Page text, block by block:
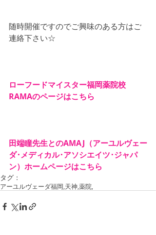
随時開催ですのでご興味のある方はご
連絡下さい☆
ローフードマイスター福岡薬院校
RAMAのページはこちら
田端瞳先生とのAMAJ（アーユルヴェー
ダ･メディカル･アソシエイツ･ジャパ
ン）ホームページはこちら
タグ：
アーユルヴェーダ福岡,天神,薬院,